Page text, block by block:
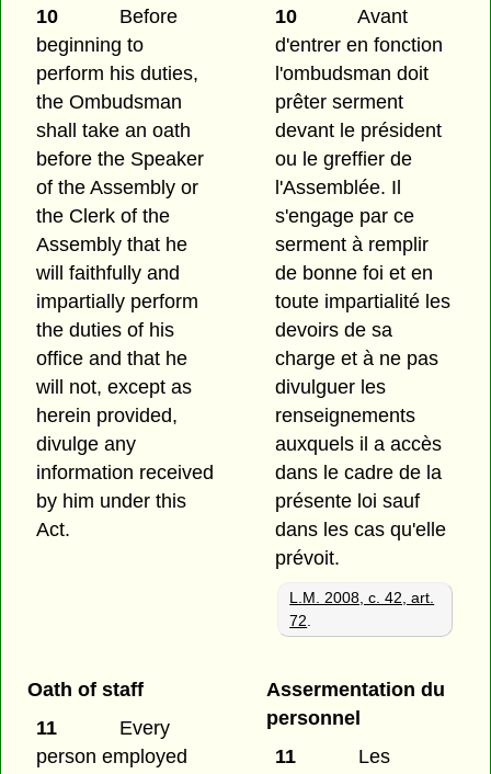
10
Before
beginning to
perform his duties,
the Ombudsman
shall take an oath
before the Speaker
of the Assembly or
the Clerk of the
Assembly that he
will faithfully and
impartially perform
the duties of his
office and that he
will not, except as
herein provided,
divulge any
information received
by him under this
Act.
10
Avant
d'entrer en fonction
l'ombudsman doit
prêter serment
devant le président
ou le greffier de
l'Assemblée. Il
s'engage par ce
serment à remplir
de bonne foi et en
toute impartialité les
devoirs de sa
charge et à ne pas
divulguer les
renseignements
auxquels il a accès
dans le cadre de la
présente loi sauf
dans les cas qu'elle
prévoit.
L.M. 2008, c. 42, art.
72
Oath of staff
11
Every
person employed
Assermentation du
personnel
11
Les